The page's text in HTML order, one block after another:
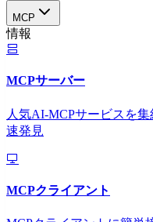
MCP
情報
MCPサーバー
人気AI-MCPサービスを
速発見
MCPクライアント